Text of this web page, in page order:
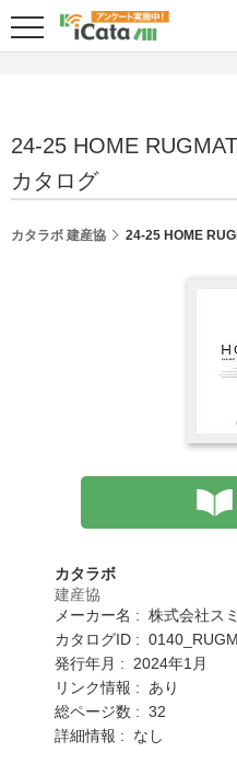
24-25 HOME
カタログ
カタラボ 建産協 24-25 HOME
カタラボ
建産協
メーカー名 : 株式会社ス
カタログID :
発行年月 : 2024年1月
リンク情報 : あり
総ページ数 : 32
詳細情報 : なし